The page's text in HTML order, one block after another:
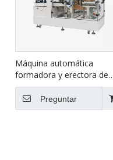
Máquina automática
formadora y erectora de
cajas CXJ-4030C
Preguntar